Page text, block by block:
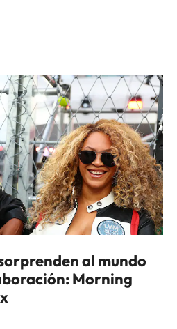
al mundo
Morning